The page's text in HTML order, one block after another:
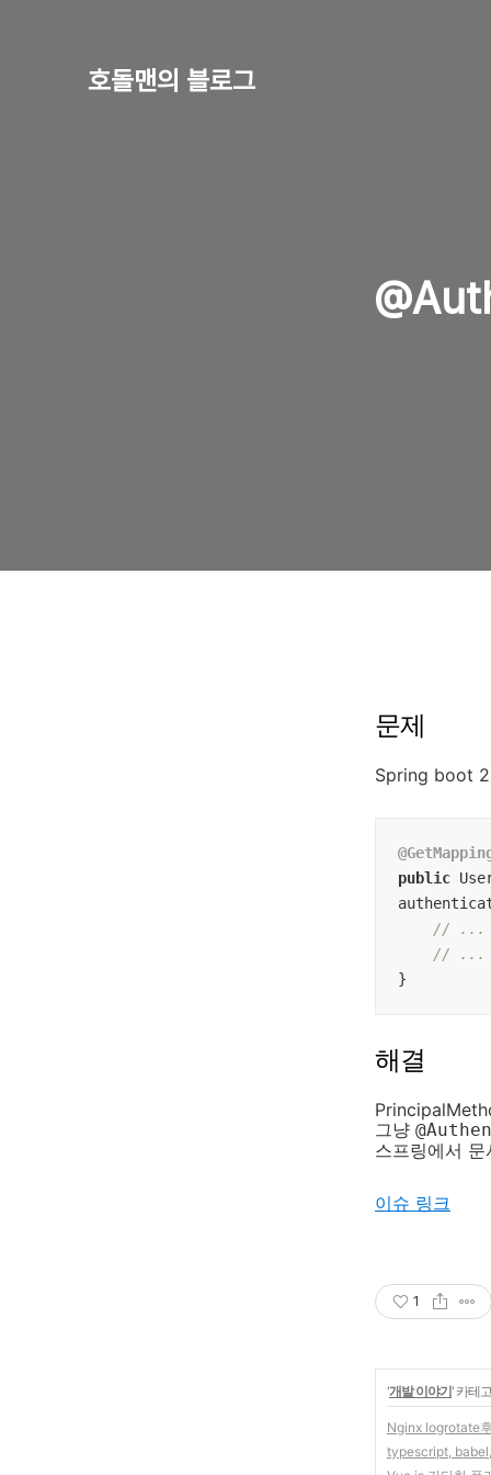
호돌맨의 블로그
문제
Spring boot
public
// ...
// ...
}
해결
그냥
스프링에서
이슈 링크
1
'개발 이야기' 카테
Nginx logrotate
typescript,